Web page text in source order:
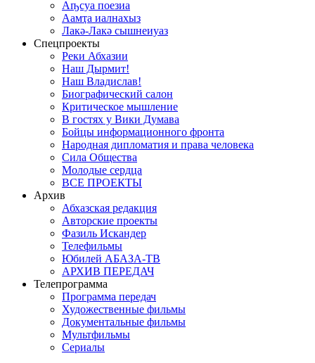
Аҧсуа поезиа
Аамҭа иалнахыз
Лакә-Лакә сышнеиуаз
Спецпроекты
Реки Абхазии
Наш Дырмит!
Наш Владислав!
Биографический салон
Критическое мышление
В гостях у Вики Думава
Бойцы информационного фронта
Народная дипломатия и права человека
Сила Общества
Молодые сердца
ВСЕ ПРОЕКТЫ
Архив
Абхазская редакция
Авторские проекты
Фазиль Искандер
Телефильмы
Юбилей АБАЗА-ТВ
АРХИВ ПЕРЕДАЧ
Телепрограмма
Программа передач
Художественные фильмы
Документальные фильмы
Мультфильмы
Сериалы